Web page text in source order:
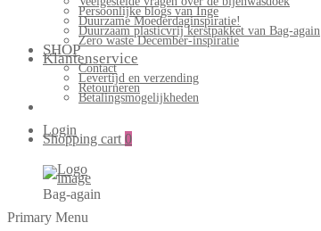
Persoonlijke blogs van Inge
Duurzame Moederdaginspiratie!
Duurzaam plasticvrij kerstpakket van Bag-again
Zero waste December-inspiratie
SHOP
Klantenservice
Contact
Levertijd en verzending
Retourneren
Betalingsmogelijkheden
Login
Shopping cart 0
Bag-again
Primary Menu